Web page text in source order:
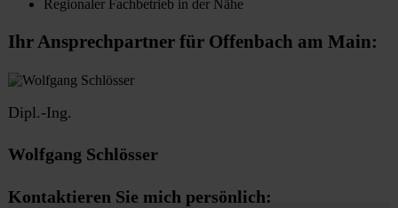
Regionaler Fachbetrieb in der Nähe
Ihr Ansprechpartner für Offenbach am Main:
Dipl.-Ing.
Wolfgang Schlösser
Kontaktieren Sie mich persönlich: